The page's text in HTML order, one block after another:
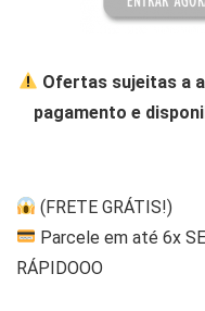
Ofertas sujeitas a
pagamento e
(FRETE GRÁTIS!)
Parcele em até 6x
RÁPIDOOO